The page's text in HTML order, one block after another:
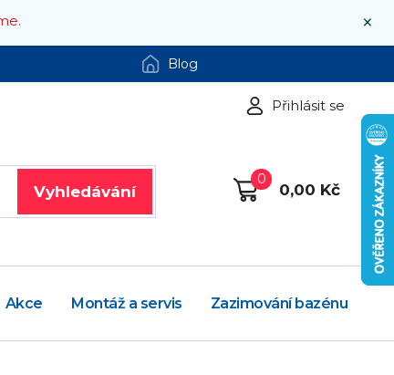
×
Blog
Přihlásit se
Vyhledávání
0
0,00 Kč
Akce Montáž a servis Zazimování bazénu